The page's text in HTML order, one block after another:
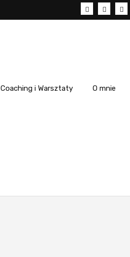
Coaching i Warsztaty O mnie